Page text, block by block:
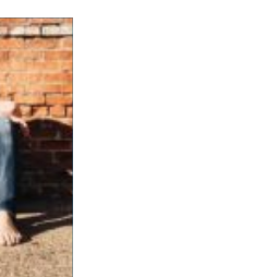
og
så